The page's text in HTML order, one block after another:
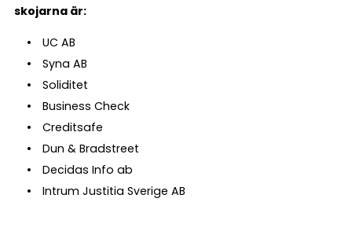
skojarna är:
UC AB
Syna AB
Soliditet
Business Check
Creditsafe
Dun & Bradstreet
Decidas Info ab
Intrum Justitia Sverige AB